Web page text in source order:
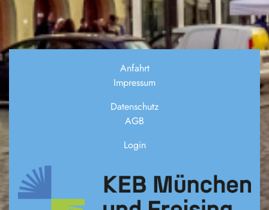
Anfahrt
Impressum
Datenschutz
AGB
Login